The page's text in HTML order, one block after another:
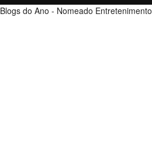
Blogs do Ano - Nomeado Entretenimento